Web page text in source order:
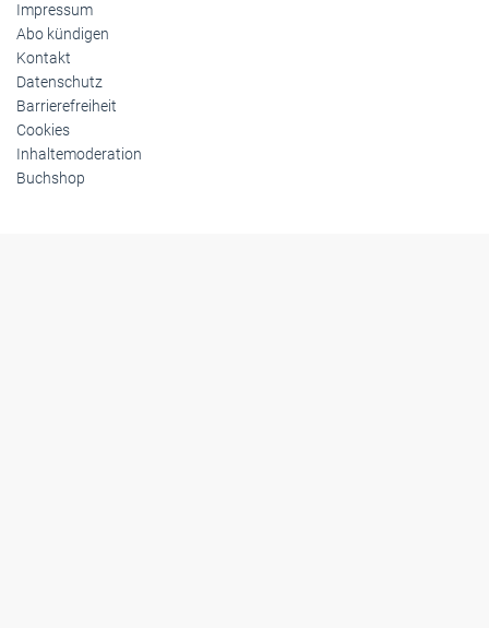
Impressum
Abo kündigen
Kontakt
Datenschutz
Barrierefreiheit
Cookies
Inhaltemoderation
Buchshop